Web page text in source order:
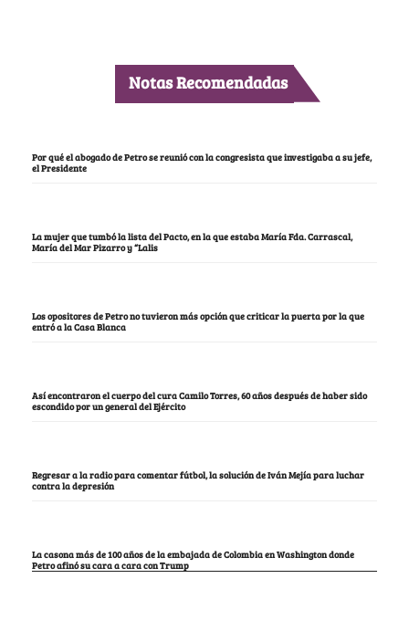
Notas Recomendadas
Por qué el abogado de Petro se reunió con la congresista que investigaba a su jefe,
el Presidente
La mujer que tumbó la lista del Pacto, en la que estaba María Fda. Carrascal,
María del Mar Pizarro y “Lalis
Los opositores de Petro no tuvieron más opción que criticar la puerta por la que
entró a la Casa Blanca
Así encontraron el cuerpo del cura Camilo Torres, 60 años después de haber sido
escondido por un general del Ejército
Regresar a la radio para comentar fútbol, la solución de Iván Mejía para luchar
contra la depresión
La casona más de 100 años de la embajada de Colombia en Washington donde
Petro afinó su cara a cara con Trump